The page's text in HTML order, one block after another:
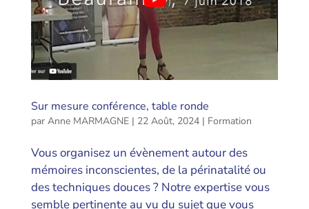
Sur mesure conférence, table ronde
par Anne MARMAGNE| 22 Août, 2024| Formation
Vous organisez un évènement autour des
mémoires inconscientes, de la périnatalité ou
des techniques douces ? Notre expertise vous
semble pertinente au vu du sujet que vous